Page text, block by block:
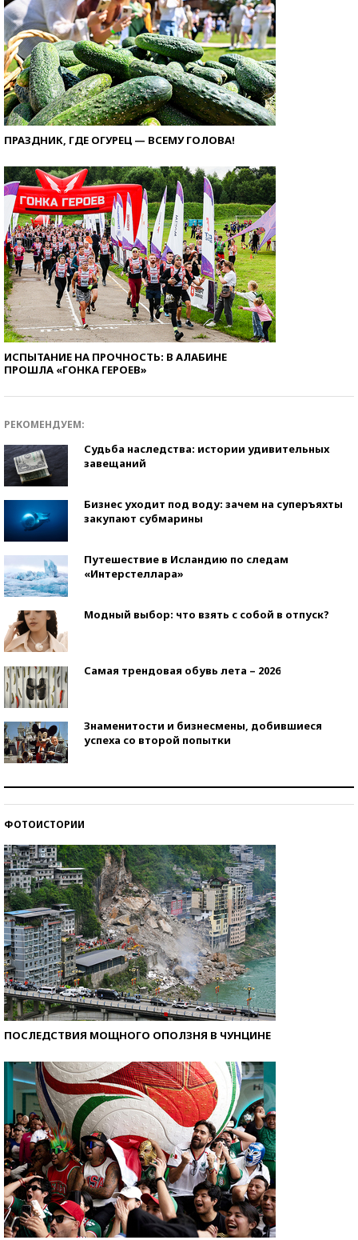
ПРАЗДНИК, ГДЕ ОГУРЕЦ — ВСЕМУ ГОЛОВА!
ИСПЫТАНИЕ НА ПРОЧНОСТЬ: В АЛАБИНЕ
ПРОШЛА «ГОНКА ГЕРОЕВ»
РЕКОМЕНДУЕМ:
Судьба наследства: истории удивительных
завещаний
Бизнес уходит под воду: зачем на суперъяхты
закупают субмарины
Путешествие в Исландию по следам
«Интерстеллара»
Модный выбор: что взять с собой в отпуск?
Самая трендовая обувь лета – 2026
Знаменитости и бизнесмены, добившиеся
успеха со второй попытки
ФОТОИСТОРИИ
ПОСЛЕДСТВИЯ МОЩНОГО ОПОЛЗНЯ В ЧУНЦИНЕ